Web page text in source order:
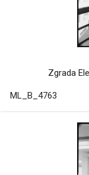
Zgrada
ML_B_4763